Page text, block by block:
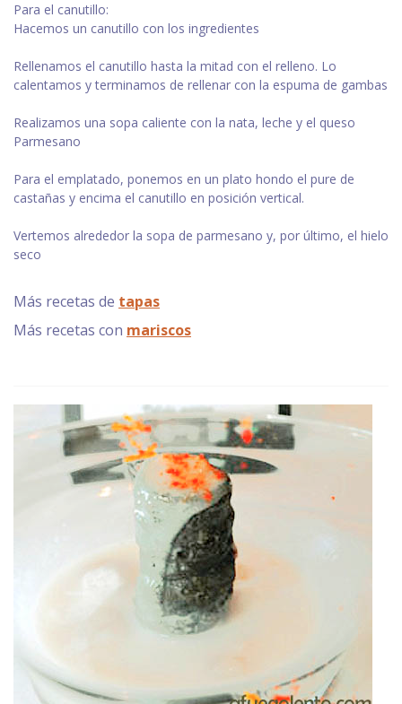
Para el canutillo:
Hacemos un canutillo con los ingredientes
Rellenamos el canutillo hasta la mitad con el relleno. Lo
calentamos y terminamos de rellenar con la espuma de gambas
Realizamos una sopa caliente con la nata, leche y el queso
Parmesano
Para el emplatado, ponemos en un plato hondo el pure de
castañas y encima el canutillo en posición vertical.
Vertemos alrededor la sopa de parmesano y, por último, el hielo
seco
Más recetas de tapas
Más recetas con mariscos